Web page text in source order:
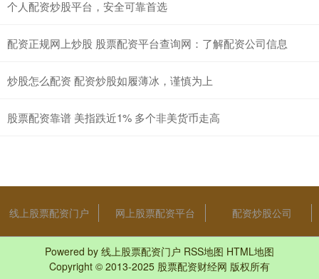
个人配资炒股平台，安全可靠首选
配资正规网上炒股 股票配资平台查询网：了解配资公司信息
炒股怎么配资 配资炒股如履薄冰，谨慎为上
股票配资靠谱 美指跌近1% 多个非美货币走高
线上股票配资门户 网上股票配资平台 配资炒股公司
Powered by 线上股票配资门户 RSS地图 HTML地图
Copyright © 2013-2025 股票配资财经网 版权所有